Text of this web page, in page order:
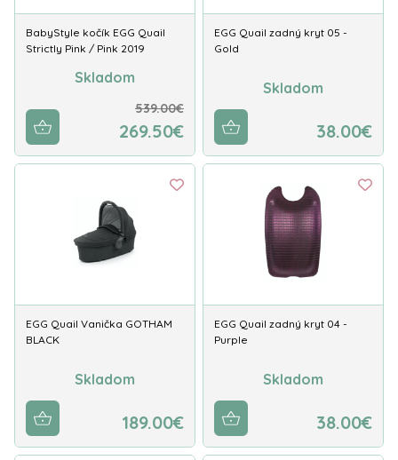
BabyStyle kočík EGG Quail
Strictly Pink / Pink 2019
Skladom
539.00€
269.50€
EGG Quail zadný kryt 05 -
Gold
Skladom
38.00€
EGG Quail Vanička GOTHAM
BLACK
Skladom
189.00€
EGG Quail zadný kryt 04 -
Purple
Skladom
38.00€